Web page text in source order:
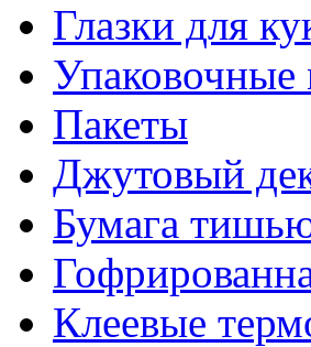
Глазки для
Упаковочные
Пакеты
Джутовый
Бумага
Клеевые